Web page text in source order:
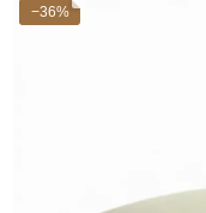
−36%